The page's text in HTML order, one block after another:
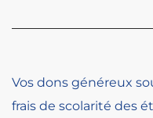
Vos dons généreux
frais de scolarité des